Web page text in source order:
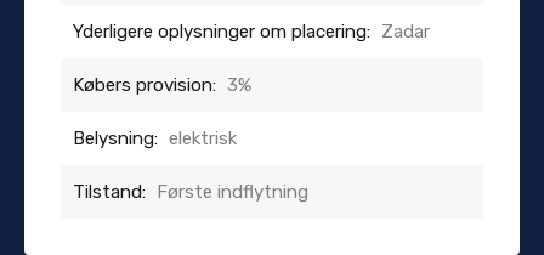
Yderligere oplysninger om placering: Zadar
Købers provision: 3%
Belysning: elektrisk
Tilstand: Første indflytning